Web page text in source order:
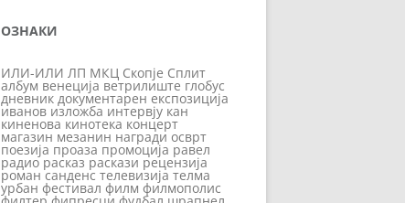
ОЗНАКИ
ИЛИ-ИЛИ ЛП МКЦ Скопје Сплит
албум венеција ветрилиште глобус
дневник документарен експозиција
иванов изложба интервју кан
киненова кинотека концерт
магазин мезанин награди осврт
поезија проаза промоција равел
радио расказ раскази рецензија
роман санденс телевизија телма
урбан фестивал филм филмополис